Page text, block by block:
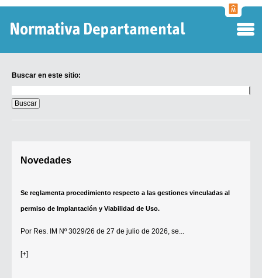
Buscar en este sitio:
en
este
sitio:
Novedades
Se reglamenta procedimiento respecto a las gestiones vinculadas al
permiso de Implantación y Viabilidad de Uso.
Por Res. IM Nº 3029/26 de 27 de julio de 2026, se...
[+]